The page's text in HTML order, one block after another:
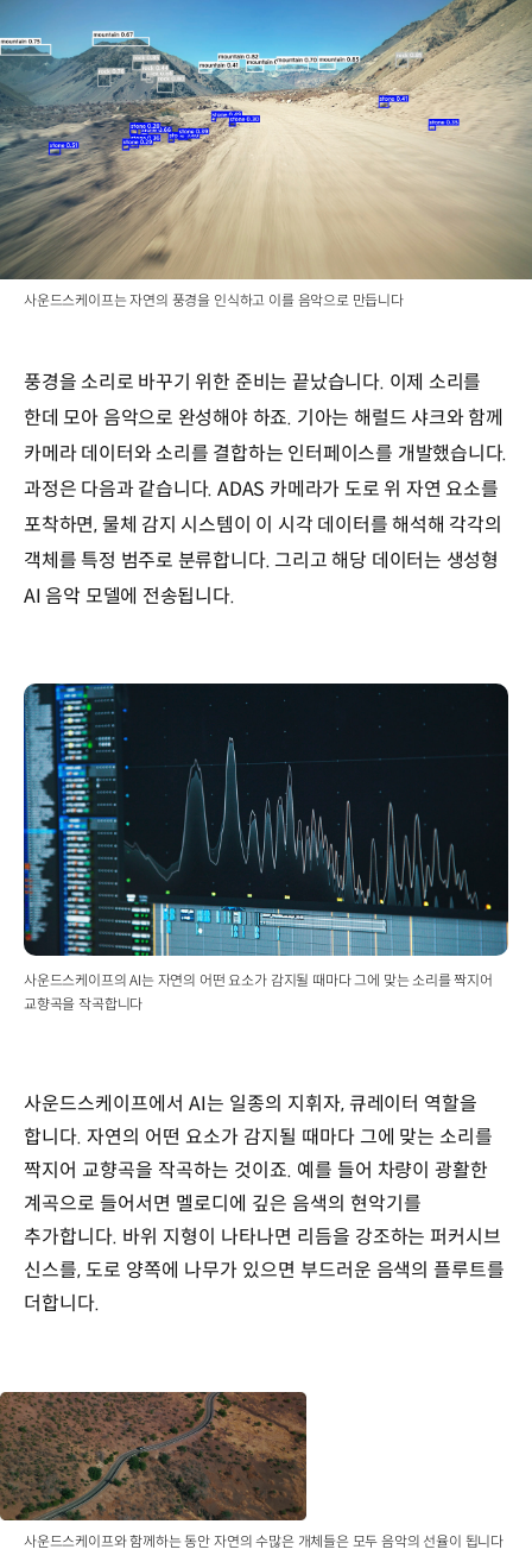
사운드스케이프는 자연의 풍경을 인식하고 이를 음악으로 만듭니다
풍경을 소리로 바꾸기 위한 준비는 끝났습니다. 이제 소리를
한데 모아 음악으로 완성해야 하죠. 기아는 해럴드 샤크와 함께
카메라 데이터와 소리를 결합하는 인터페이스를 개발했습니다.
과정은 다음과 같습니다. ADAS 카메라가 도로 위 자연 요소를
포착하면, 물체 감지 시스템이 이 시각 데이터를 해석해 각각의
객체를 특정 범주로 분류합니다. 그리고 해당 데이터는 생성형
AI 음악 모델에 전송됩니다.
사운드스케이프의 AI는 자연의 어떤 요소가 감지될 때마다 그에 맞는 소리를 짝지어
교향곡을 작곡합니다
사운드스케이프에서 AI는 일종의 지휘자, 큐레이터 역할을
합니다. 자연의 어떤 요소가 감지될 때마다 그에 맞는 소리를
짝지어 교향곡을 작곡하는 것이죠. 예를 들어 차량이 광활한
계곡으로 들어서면 멜로디에 깊은 음색의 현악기를
추가합니다. 바위 지형이 나타나면 리듬을 강조하는 퍼커시브
신스를, 도로 양쪽에 나무가 있으면 부드러운 음색의 플루트를
더합니다.
사운드스케이프와 함께하는 동안 자연의 수많은 개체들은 모두 음악의 선율이 됩니다